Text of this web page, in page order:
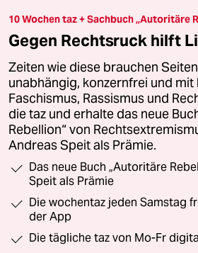
10 Wochen taz + Sachbuch „Autoritäre
Gegen Rechtsruck hilft
Zeiten wie diese brauchen
unabhängig, konzernfrei und
Faschismus, Rassismus und
die taz und erhalte das neue
Rebellion“ von
Andreas Speit als Prämie.
Das neue Buch „Autoritäre
Speit als Prämie
Die wochentaz jeden Samstag
der App
Die tägliche taz von Mo-Fr